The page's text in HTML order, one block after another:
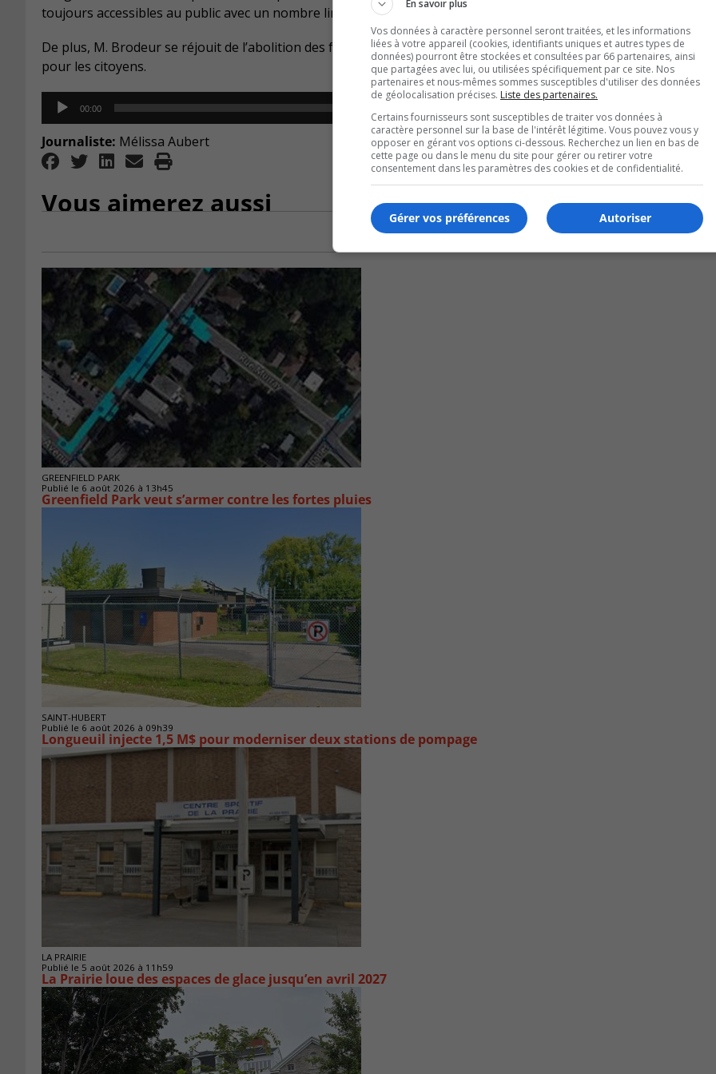
toujours accessibles au public avec un nombre limité.
De plus, M. Brodeur se réjouit de l’abolition des frais de retard de la bibliothèque, qui constituait un frein
pour les citoyens.
Audio
Player
00:00
or
Journaliste: Mélissa Aubert
Vous aimerez aussi
GREENFIELD PARK
Publié le 6 août 2026 à 13h45
Greenfield Park veut s’armer contre les fortes pluies
SAINT-HUBERT
Publié le 6 août 2026 à 09h39
Longueuil injecte 1,5 M$ pour moderniser deux stations de pompage
LA PRAIRIE
Publié le 5 août 2026 à 11h59
La Prairie loue des espaces de glace jusqu’en avril 2027
En savoir plus
Vos données à caractère personnel seront traitées, et les informations
liées à votre appareil (cookies, identifiants uniques et autres types de
données) pourront être stockées et consultées par 66 partenaires, ainsi
que partagées avec lui, ou utilisées spécifiquement par ce site. Nos
partenaires et nous-mêmes sommes susceptibles d'utiliser des données
de géolocalisation précises. Liste des partenaires.
Certains fournisseurs sont susceptibles de traiter vos données à
caractère personnel sur la base de l'intérêt légitime. Vous pouvez vous y
opposer en gérant vos options ci-dessous. Recherchez un lien en bas de
cette page ou dans le menu du site pour gérer ou retirer votre
consentement dans les paramètres des cookies et de confidentialité.
Autoriser
Gérer vos préférences